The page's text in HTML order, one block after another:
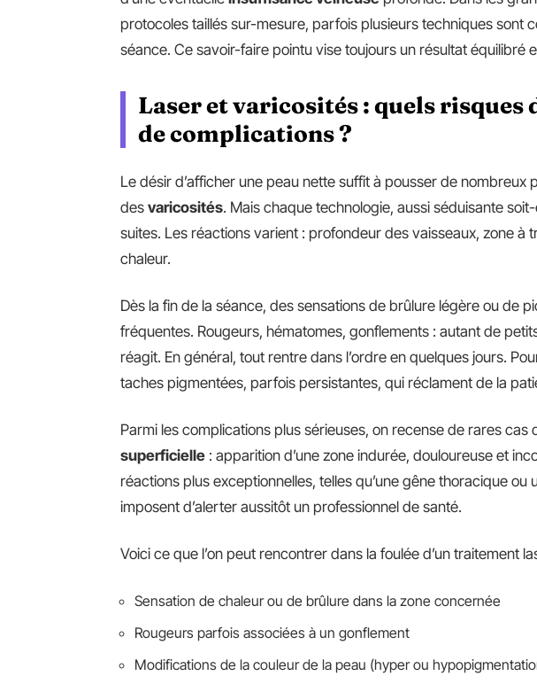
protocoles taillés sur-mesure, parfois plusieurs techniques sont
séance. Ce savoir-faire pointu vise toujours un résultat équilibré
Laser et varicosités : quels risques
de complications ?
Le désir d’afficher une peau nette suffit à pousser de nombreux
des varicosités. Mais chaque technologie, aussi séduisante
suites. Les réactions varient : profondeur des vaisseaux, zone à
chaleur.
Dès la fin de la séance, des sensations de brûlure légère ou de
fréquentes. Rougeurs, hématomes, gonflements : autant de
réagit. En général, tout rentre dans l’ordre en quelques jours.
taches pigmentées, parfois persistantes, qui réclament de la
Parmi les complications plus sérieuses, on recense de rares cas
superficielle : apparition d’une zone indurée, douloureuse et
réactions plus exceptionnelles, telles qu’une gêne thoracique
imposent d’alerter aussitôt un professionnel de santé.
Voici ce que l’on peut rencontrer dans la foulée d’un traitement
Sensation de chaleur ou de brûlure dans la zone concernée
Rougeurs parfois associées à un gonflement
Modifications de la couleur de la peau (hyper ou